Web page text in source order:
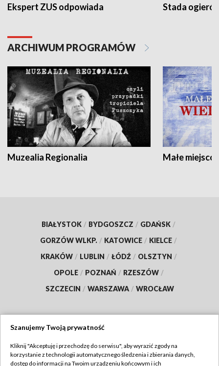
Ekspert ZUS odpowiada Stada
ARCHIWUM PROGRAMÓW
Muzealia Regionalia Małe
BIAŁYSTOK / BYDGOSZCZ / GDAŃSK /
GORZÓW WLKP. / KATOWICE / KIELCE /
KRAKÓW / LUBLIN / ŁÓDŹ / OLSZTYN /
OPOLE / POZNAŃ / RZESZÓW /
SZCZECIN / WARSZAWA / WROCŁAW
TVP
Szanujemy Twoją prywatność
Kliknij "Akceptuję i przechodzę do serwisu", aby wyrazić zgody na
korzystanie z technologii automatycznego śledzenia i zbierania danych,
dostęp do informacji na Twoim urządzeniu końcowym i ich